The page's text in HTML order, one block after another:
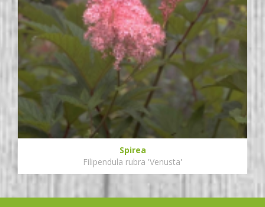
Spirea
Filipendula rubra 'Venusta'